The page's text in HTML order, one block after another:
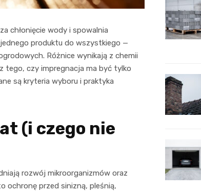
chłonięcie wody i spowalnia
jednego produktu do wszystkiego —
Różnice wynikają z chemii
tego, czy impregnacja ma być tylko
są kryteria wyboru i praktyka
(i czego nie
rozwój mikroorganizmów oraz
ochronę przed sinizną, pleśnią,